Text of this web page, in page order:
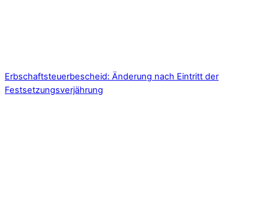
Erbschaftsteuerbescheid: Änderung nach Eintritt der
Festsetzungsverjährung